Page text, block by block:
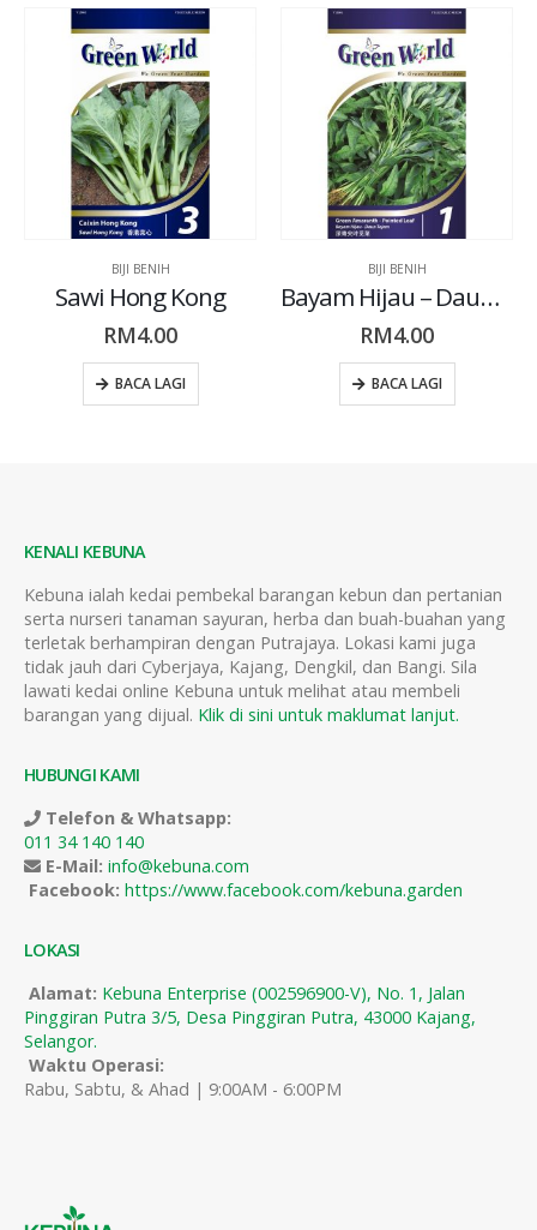
BIJI BENIH
Sawi Hong Kong
RM4.00
BACA LAGI
BIJI BENIH
Bayam Hijau – Daun Tajam
RM4.00
BACA LAGI
KENALI KEBUNA
Kebuna ialah kedai pembekal barangan kebun dan pertanian
serta nurseri tanaman sayuran, herba dan buah-buahan yang
terletak berhampiran dengan Putrajaya. Lokasi kami juga
tidak jauh dari Cyberjaya, Kajang, Dengkil, dan Bangi. Sila
lawati kedai online Kebuna untuk melihat atau membeli
barangan yang dijual. Klik di sini untuk maklumat lanjut.
HUBUNGI KAMI
Telefon & Whatsapp:
011 34 140 140
E-Mail: info@kebuna.com
Facebook: https://www.facebook.com/kebuna.garden
LOKASI
Alamat: Kebuna Enterprise (002596900-V), No. 1, Jalan
Pinggiran Putra 3/5, Desa Pinggiran Putra, 43000 Kajang,
Selangor.
Waktu Operasi:
Rabu, Sabtu, & Ahad | 9:00AM - 6:00PM